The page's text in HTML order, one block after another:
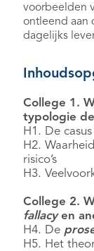
voorbeelden
ontleend aan
dagelijks
College 1.
typologie
H1. De
H2.
risico’s
H3.
College 2.
fallacyen
H4. De
H5. Het